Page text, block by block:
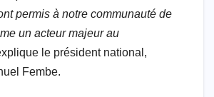
permis à notre communauté de
un acteur majeur au
le président national,
Fembe.